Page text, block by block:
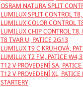
OSRAM NATURA SPLIT
LUMILUX SPLIT CONTROL
LUMILUX COLOR CONTROL
LUMILUX CHIP CONTROL T8,
T8 TVAR U, PATICE 2G13
LUMILUX T9 C KRUHOVÁ,
LUMILUX T2 FM, PATICE
T12 V PROVEDENÍ SA,
T12 V PROVEDENÍ XL, PATICE
STARTERY